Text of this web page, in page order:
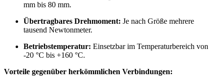
mm bis 80 mm.
Übertragbares Drehmoment: Je nach Größe mehrere
tausend Newtonmeter.
Betriebstemperatur: Einsetzbar im Temperaturbereich von
-20 °C bis +160 °C.
Vorteile gegenüber herkömmlichen Verbindungen: